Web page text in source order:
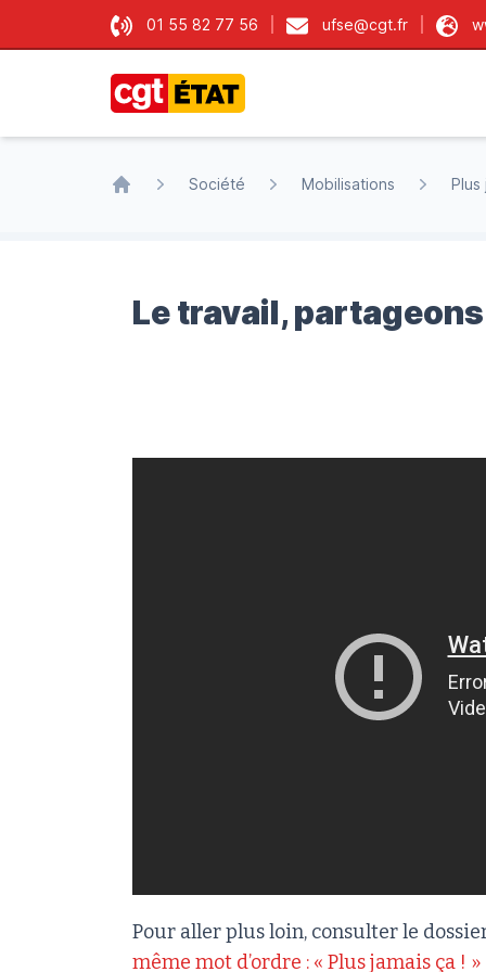
01 55 82 77 56 ufse@cgt.fr
Société Mobilisations Plus
Le travail, partageons
Pour aller plus loin, consulter le
même mot d’ordre : « Plus jamais ça ! »